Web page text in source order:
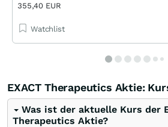
355,40 EUR
Watchlist
EXACT Therapeutics Aktie:
Was ist der aktuelle Kurs der
Therapeutics Aktie?